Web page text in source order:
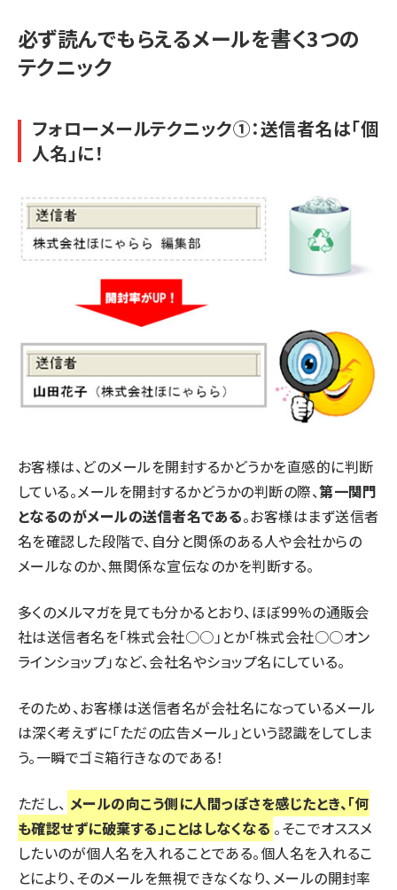
必ず読んでもらえるメールを書く3つの
テクニック
フォローメールテクニック①：送信者名は「個
人名」に！
お客様は、どのメールを開封するかどうかを直感的に判断
している。メールを開封するかどうかの判断の際、第一関門
となるのがメールの送信者名である。お客様はまず送信者
名を確認した段階で、自分と関係のある人や会社からの
メールなのか、無関係な宣伝なのかを判断する。
多くのメルマガを見ても分かるとおり、ほぼ99%の通販会
社は送信者名を「株式会社○○」とか「株式会社○○オン
ラインショップ」など、会社名やショップ名にしている。
そのため、お客様は送信者名が会社名になっているメール
は深く考えずに「ただの広告メール」という認識をしてしま
う。一瞬でゴミ箱行きなのである！
ただし、 メールの向こう側に人間っぽさを感じたとき、「何
も確認せずに破棄する」ことはしなくなる 。そこでオススメ
したいのが個人名を入れることである。個人名を入れるこ
とにより、そのメールを無視できなくなり、メールの開封率